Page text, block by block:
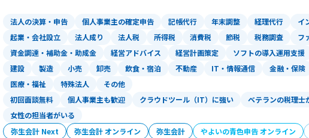
法人の決算・申告 個人事業主の確定申告 記帳代行 年末調整 経理代行 イ
起業・会社設立
法人成り 法人税 所得税 消費税 節税 税務調査
フ
資金調達・補助金・助成金
経営アドバイス 経営計画策定
ソフトの導入運用支援
建設
製造 小売 卸売 飲食・宿泊 不動産 IT・情報通信 金融・保険
医療・福祉
特殊法人
その他
初回面談無料
個人事業主も歓迎 クラウドツール（IT）に強い ベテランの税理士
女性の担当者がいる
弥生会計 Next
弥生会計 オンライン 弥生会計 やよいの青色申告 オンライン